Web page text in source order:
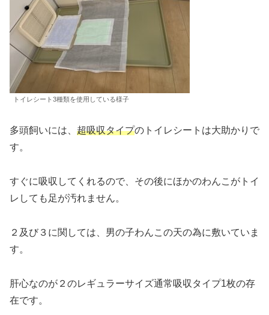
トイレシート3種類を使用している様子
多頭飼いには、 超吸収タイプのトイレシートは大助かりで
す。
すぐに吸収してくれるので、その後にほかのわんこがトイ
レしても足が汚れません。
２及び３に関しては、男の子わんこの天の為に敷いていま
す。
肝心なのが２のレギュラーサイズ通常吸収タイプ1枚の存
在です。